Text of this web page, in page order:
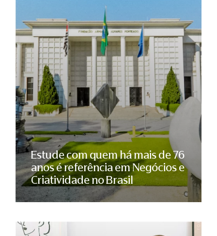
Estude com quem há mais de 76
anos é referência em Negócios e
Criatividade no Brasil